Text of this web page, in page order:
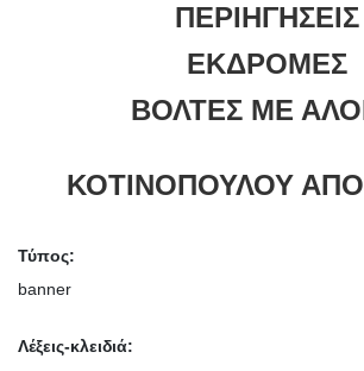
ΠΕΡΙΗΓΗΣΕΙΣ
ΕΚΔΡΟΜΕΣ
ΒΟΛΤΕΣ ΜΕ
ΚΟΤΙΝΟΠΟΥΛΟΥ
Τύπος:
banner
Λέξεις-κλειδιά: